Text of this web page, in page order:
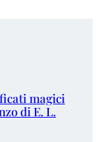
magici
di E. L.